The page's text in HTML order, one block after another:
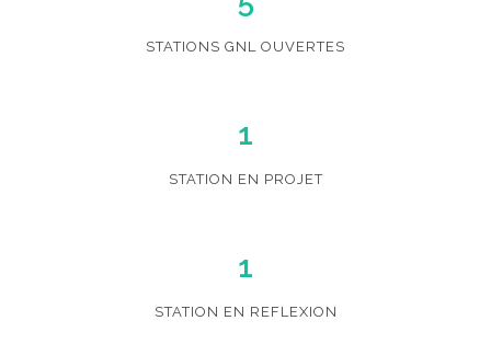
STATIONS GNL OUVERTES
1
STATION EN PROJET
1
STATION EN REFLEXION